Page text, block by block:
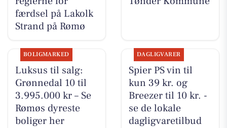
færdsel på Lakolk
Strand på Rømø
BOLIGMARKED
Luksus til salg:
Grønnedal 10 til
3.995.000 kr – Se
Rømøs dyreste
boliger her
DAGLIGVARER
Spier PS vin til
kun 39 kr. og
Breezer til 10 kr. -
se de lokale
dagligvaretilbud